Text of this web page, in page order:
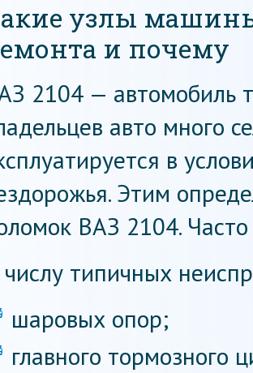
узлы
и почему
2104 — автомобиль
авто много
в
Этим
ВАЗ 2104.
типичных
шаровых опор;
главного тормозного